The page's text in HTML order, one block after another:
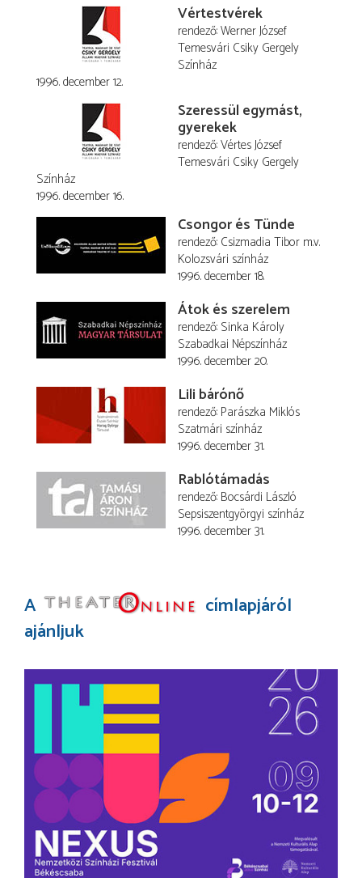
Vértestvérek
rendező Werner József
Temesvári Csiky Gergely
Színház
1996. december 12.
Szeressül egymást,
gyerekek
rendező Vértes József
Temesvári Csiky Gergely
Színház
1996. december 16.
Csongor és Tünde
rendező Csizmadia Tibor m.v.
Kolozsvári színház
1996. december 18.
Átok és szerelem
rendező Sinka Károly
Szabadkai Népszínház
1996. december 20.
Lili bárónő
rendező Parászka Miklós
Szatmári színház
1996. december 31.
Rablótámadás
rendező Bocsárdi László
Sepsiszentgyörgyi színház
1996. december 31.
A
címlapjáról
ajánljuk